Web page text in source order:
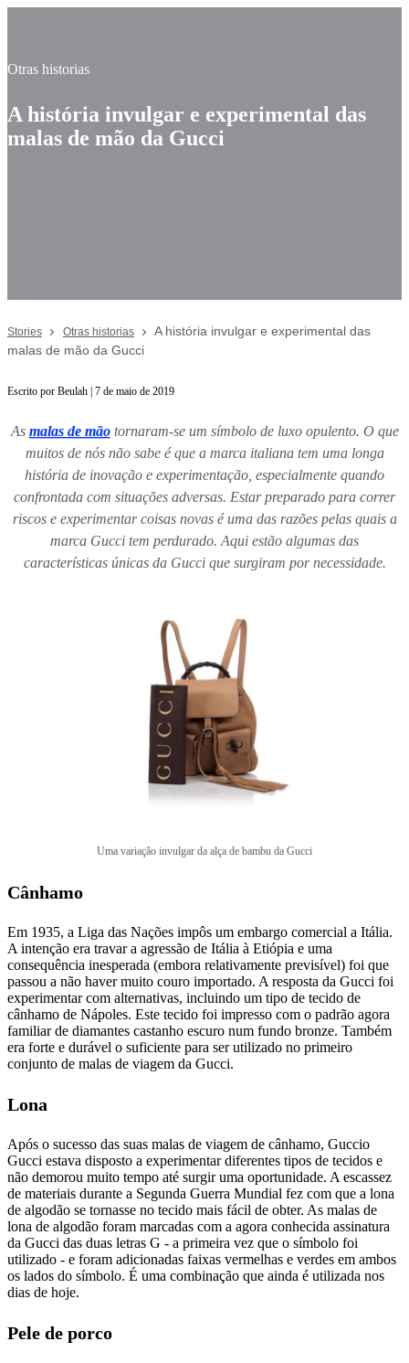
Otras historias
A história invulgar e experimental das
malas de mão da Gucci
Stories Otras historias
A história invulgar e experimental das
malas de mão da Gucci
Escrito por Beulah | 7 de maio de 2019
As malas de mãotornaram-se um símbolo de luxo opulento. O que
muitos de nós não sabe é que a marca italiana tem uma longa
história de inovação e experimentação, especialmente quando
confrontada com situações adversas. Estar preparado para correr
riscos e experimentar coisas novas é uma das razões pelas quais a
marca Gucci tem perdurado. Aqui estão algumas das
características únicas da Gucci que surgiram por necessidade.
Uma variação invulgar da alça de bambu da Gucci
Cânhamo
Em 1935, a Liga das Nações impôs um embargo comercial a Itália.
A intenção era travar a agressão de Itália à Etiópia e uma
consequência inesperada (embora relativamente previsível) foi que
passou a não haver muito couro importado. A resposta da Gucci foi
experimentar com alternativas, incluindo um tipo de tecido de
cânhamo de Nápoles. Este tecido foi impresso com o padrão agora
familiar de diamantes castanho escuro num fundo bronze. Também
era forte e durável o suficiente para ser utilizado no primeiro
conjunto de malas de viagem da Gucci.
Lona
Após o sucesso das suas malas de viagem de cânhamo, Guccio
Gucci estava disposto a experimentar diferentes tipos de tecidos e
não demorou muito tempo até surgir uma oportunidade. A escassez
de materiais durante a Segunda Guerra Mundial fez com que a lona
de algodão se tornasse no tecido mais fácil de obter. As malas de
lona de algodão foram marcadas com a agora conhecida assinatura
da Gucci das duas letras G - a primeira vez que o símbolo foi
utilizado - e foram adicionadas faixas vermelhas e verdes em ambos
os lados do símbolo. É uma combinação que ainda é utilizada nos
dias de hoje.
Pele de porco